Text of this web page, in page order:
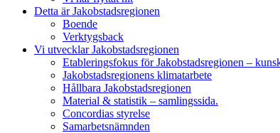
Detta är Jakobstadsregionen
Boende
Verktygsback
Vi utvecklar Jakobstadsregionen
Etableringsfokus för Jakobstadsregionen –
Jakobstadsregionens klimatarbete
Hållbara Jakobstadsregionen
Material & statistik – samlingssida.
Concordias styrelse
Samarbetsnämnden